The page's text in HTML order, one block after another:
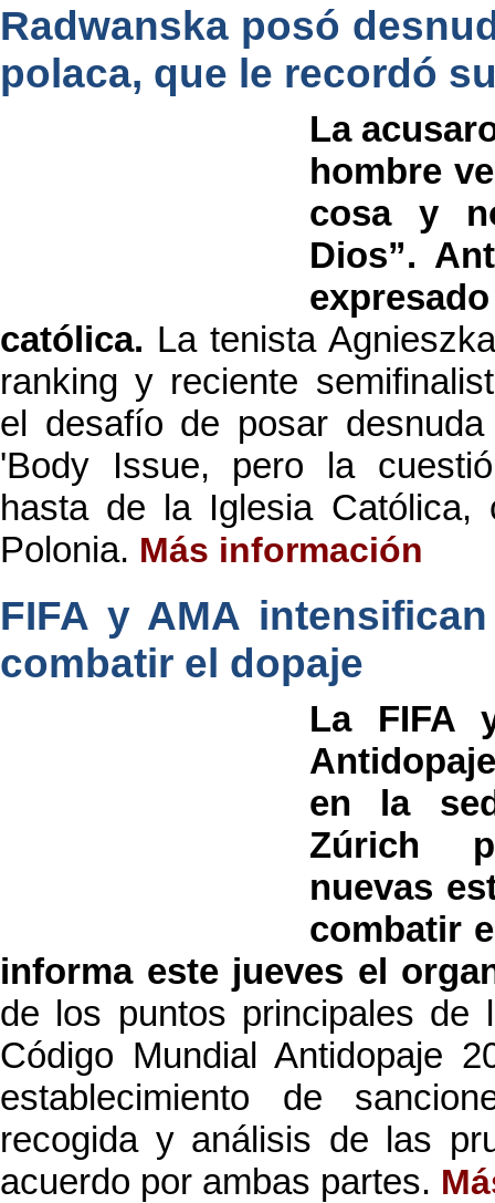
Radwanska posó
polaca, que le recordó
La
hombre
cosa y
Dios”.
católica. La tenista
ranking y reciente
el desafío de posar
'Body Issue, pero la
hasta de la Iglesia Católica,
Polonia. Más información
FIFA y AMA
combatir el dopaje
La FIFA
en la
Zúrich
nuevas
combatir
informa este jueves el
de los puntos principales de
Código Mundial Antidopaje
establecimiento de
recogida y análisis de las
acuerdo por ambas partes.